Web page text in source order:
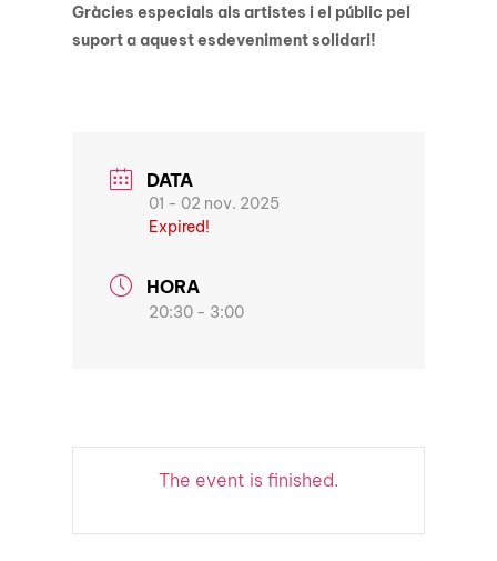
Gràcies especials als artistes i el públic pel
suport a aquest esdeveniment solidari!
DATA
01 - 02 nov. 2025
Expired!
HORA
20:30 - 3:00
The event is finished.